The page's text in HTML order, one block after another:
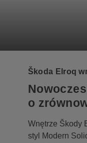
Škoda Elroq
o
Wnętrze Škody
styl Modern